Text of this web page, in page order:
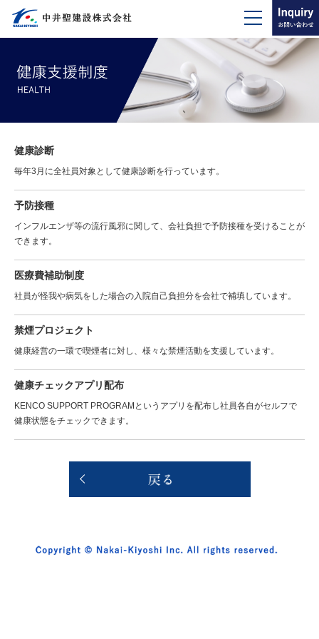
健康診断
毎年3月に全社員対象として健康診断を行っています。
予防接種
インフルエンザ等の流行風邪に関して、会社負担で予防接種を受けることが
できます。
医療費補助制度
社員が怪我や病気をした場合の入院自己負担分を会社で補填しています。
禁煙プロジェクト
健康経営の一環で喫煙者に対し、様々な禁煙活動を支援しています。
健康チェックアプリ配布
KENCO SUPPORT PROGRAMというアプリを配布し社員各自がセルフで
健康状態をチェックできます。